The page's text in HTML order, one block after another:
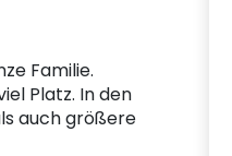
Familie.
Platz. In den
auch größere